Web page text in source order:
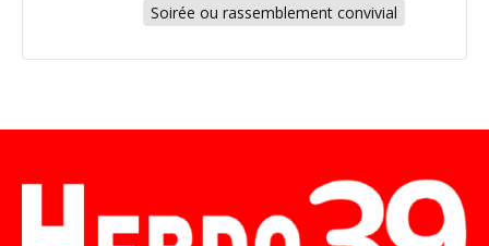
Soirée ou rassemblement convivial